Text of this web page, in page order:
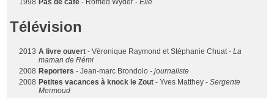
1998 Pas de café - Romed Wyder -Elle
Télévision
2013 A livre ouvert - Véronique Raymond et Stéphanie Chuat -La
maman de Rémi
2008 Reporters - Jean-marc Brondolo -journaliste
2008 Petites vacances à knock le Zout - Yves Matthey -Sergente
Mermoud